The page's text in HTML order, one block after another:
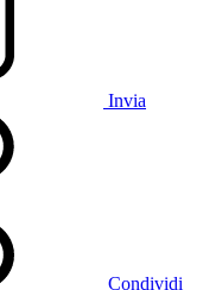
Invia
Condividi